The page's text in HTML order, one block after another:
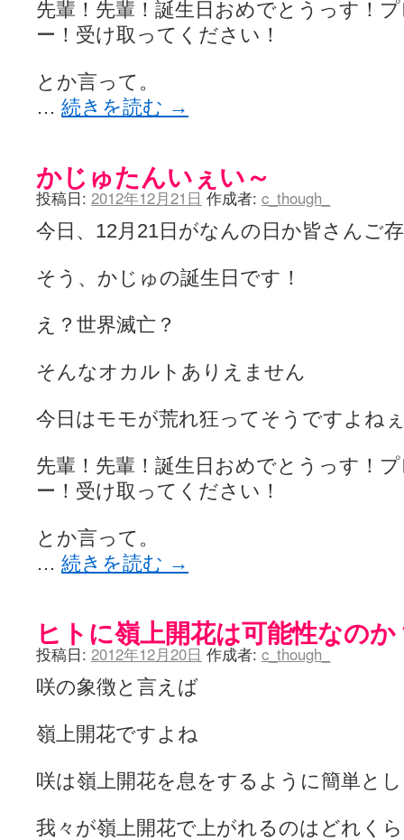
先輩！先輩！誕生日おめでとうっす！
ー！受け取ってください！
とか言って。
… 続きを読む →
かじゅたんいぇい～
投稿日: 2012年12月21日 作成者: c_though_
今日、12月21日がなんの日か皆さんご
そう、かじゅの誕生日です！
え？世界滅亡？
そんなオカルトありえません
今日はモモが荒れ狂ってそうですよね
先輩！先輩！誕生日おめでとうっす！
ー！受け取ってください！
とか言って。
… 続きを読む →
ヒトに嶺上開花は可能性なのか
投稿日: 2012年12月20日 作成者: c_though_
咲の象徴と言えば
嶺上開花ですよね
咲は嶺上開花を息をするように簡単と
我々が嶺上開花で上がれるのはどれく